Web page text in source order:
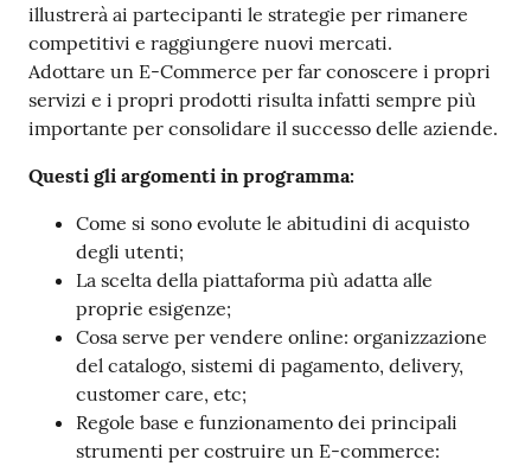
Seguici
su
illustrerà ai partecipanti le strategie per rimanere
competitivi e raggiungere nuovi mercati.
Adottare un E-Commerce per far conoscere i propri
servizi e i propri prodotti risulta infatti sempre più
importante per consolidare il successo delle aziende.
Questi gli argomenti in programma:
Come si sono evolute le abitudini di acquisto
degli utenti;
La scelta della piattaforma più adatta alle
proprie esigenze;
Cosa serve per vendere online: organizzazione
del catalogo, sistemi di pagamento, delivery,
customer care, etc;
Regole base e funzionamento dei principali
strumenti per costruire un E-commerce: